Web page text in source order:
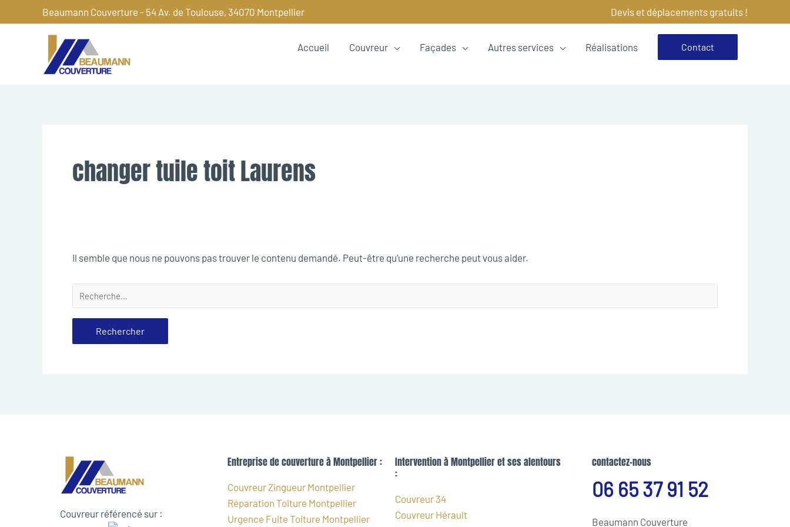
au
Beaumann Couverture - 54 Av. de Toulouse, 34070 Montpellier Devis et déplacements gratuits !
Accueil Couvreur Façades Autres services Réalisations Contact
changer tuile toit Laurens
Il semble que nous ne pouvons pas trouver le contenu demandé. Peut-être qu’une recherche peut vous aider.
Couvreur référencé sur :
Entreprise de couverture à Montpellier :
Couvreur Zingueur Montpellier
Réparation Toiture Montpellier
Urgence Fuite Toiture Montpellier
Intervention à Montpellier et ses alentours
:
Couvreur 34
Couvreur Hérault
contactez-nous
06 65 37 91 52
Beaumann Couverture